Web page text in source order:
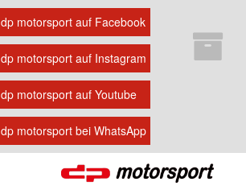
dp motorsport auf Facebook
dp motorsport auf Instagram
dp motorsport auf Youtube
dp motorsport bei WhatsApp